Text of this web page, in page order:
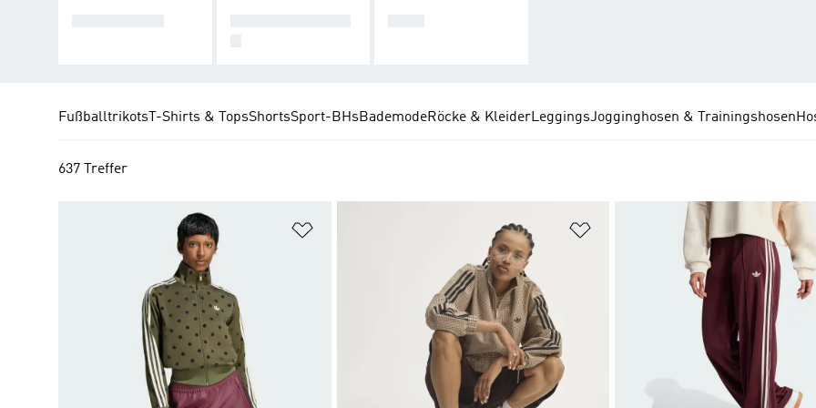
FußballtrikotsT-Shirts & TopsShortsSport-BHsBademodeRöcke & KleiderLeggingsJogginghosen & Trainingshosen
637 Treffer
Zur Wunschliste hinzufügen